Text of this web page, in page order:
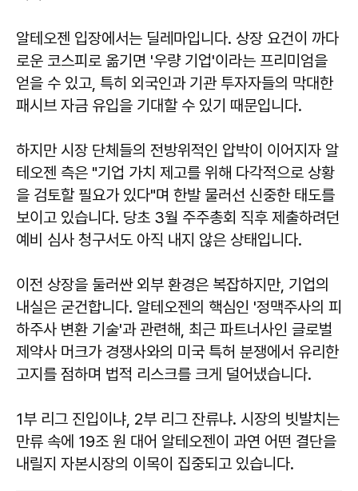
알테오젠 입장에서는 딜레마입니다. 상장 요건이 까다
로운 코스피로 옮기면 '우량 기업'이라는 프리미엄을
얻을 수 있고, 특히 외국인과 기관 투자자들의 막대한
패시브 자금 유입을 기대할 수 있기 때문입니다.
하지만 시장 단체들의 전방위적인 압박이 이어지자 알
테오젠 측은 "기업 가치 제고를 위해 다각적으로 상황
을 검토할 필요가 있다"며 한발 물러선 신중한 태도를
보이고 있습니다. 당초 3월 주주총회 직후 제출하려던
예비 심사 청구서도 아직 내지 않은 상태입니다.
이전 상장을 둘러싼 외부 환경은 복잡하지만, 기업의
내실은 굳건합니다. 알테오젠의 핵심인 '정맥주사의 피
하주사 변환 기술'과 관련해, 최근 파트너사인 글로벌
제약사 머크가 경쟁사와의 미국 특허 분쟁에서 유리한
고지를 점하며 법적 리스크를 크게 덜어냈습니다.
1부 리그 진입이냐, 2부 리그 잔류냐. 시장의 빗발치는
만류 속에 19조 원 대어 알테오젠이 과연 어떤 결단을
내릴지 자본시장의 이목이 집중되고 있습니다.